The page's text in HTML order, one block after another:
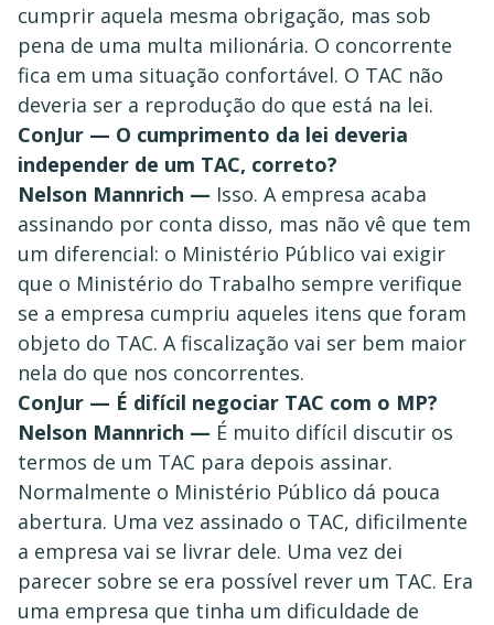
cumprir aquela mesma obrigação, mas sob
pena de uma multa milionária. O concorrente
fica em uma situação confortável. O TAC não
deveria ser a reprodução do que está na lei.
ConJur — O cumprimento da lei deveria
independer de um TAC, correto?
Nelson Mannrich — Isso. A empresa acaba
assinando por conta disso, mas não vê que tem
um diferencial: o Ministério Público vai exigir
que o Ministério do Trabalho sempre verifique
se a empresa cumpriu aqueles itens que foram
objeto do TAC. A fiscalização vai ser bem maior
nela do que nos concorrentes.
ConJur — É difícil negociar TAC com o MP?
Nelson Mannrich — É muito difícil discutir os
termos de um TAC para depois assinar.
Normalmente o Ministério Público dá pouca
abertura. Uma vez assinado o TAC, dificilmente
a empresa vai se livrar dele. Uma vez dei
parecer sobre se era possível rever um TAC. Era
uma empresa que tinha um dificuldade de